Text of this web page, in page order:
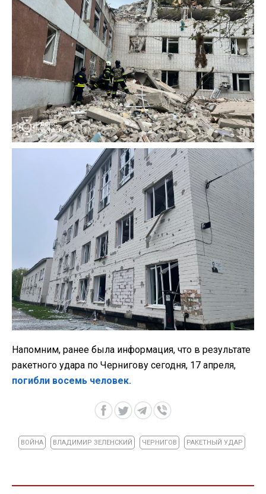
Напомним, ранее была информация, что в результате
ракетного удара по Чернигову сегодня, 17 апреля,
погибли восемь человек.
ВОЙНА ВЛАДИМИР ЗЕЛЕНСКИЙ ЧЕРНИГОВ РАКЕТНЫЙ УДАР